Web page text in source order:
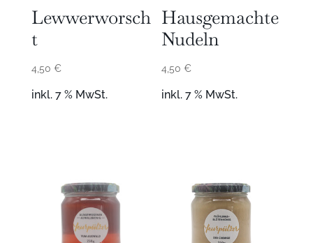
Lewwerworsch
t
4,50 €
inkl. 7 % MwSt.
Hausgemachte
Nudeln
4,50€
inkl. 7 % MwSt.